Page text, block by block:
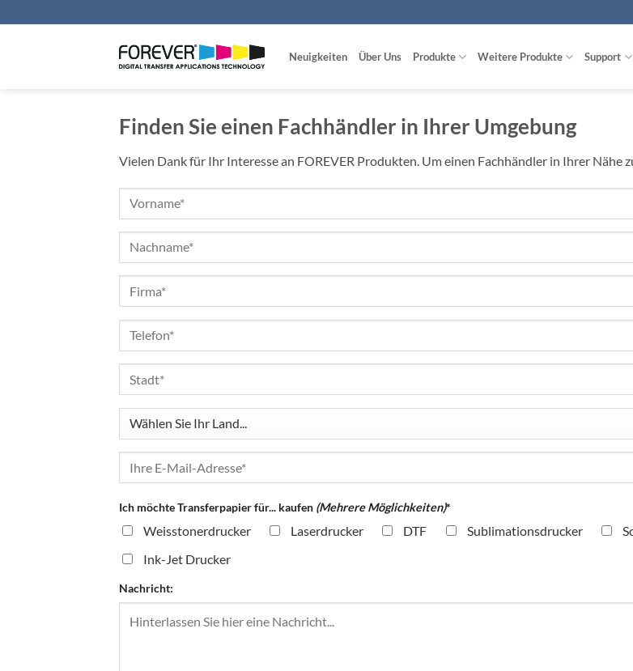
Inhalt
Neuigkeiten Über Uns Produkte Weitere Produkte Support
Finden Sie einen Fachhändler in Ihrer Umgebung
Vielen Dank für Ihr Interesse an FOREVER Produkten. Um einen Fachhändler in Ihrer Nähe
Ich möchte Transferpapier für... kaufen (Mehrere Möglichkeiten)*
Weisstonerdrucker Laserdrucker DTF Sublimationsdrucker
Ink-Jet Drucker
Nachricht: